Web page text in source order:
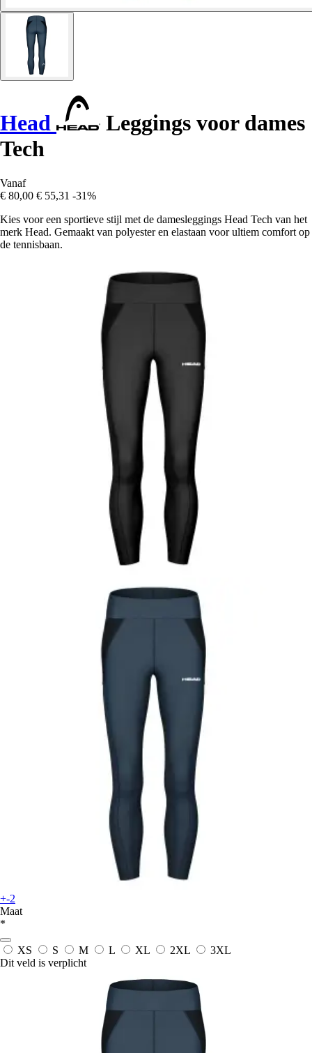
Head
Leggings voor dames
Tech
Vanaf
€ 80,00 € 55,31 -31%
Kies voor een sportieve stijl met de damesleggings Head Tech van het
merk Head. Gemaakt van polyester en elastaan voor ultiem comfort op
de tennisbaan.
+-2
Maat
*
XS S M L XL 2XL
3XL
Dit veld is verplicht